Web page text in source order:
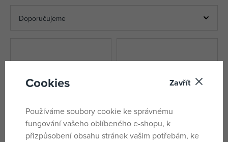
Cookies Zavřít
Používáme soubory cookie ke správnému
fungování vašeho oblíbeného e-shopu, k
přizpůsobení obsahu stránek vašim potřebám, ke